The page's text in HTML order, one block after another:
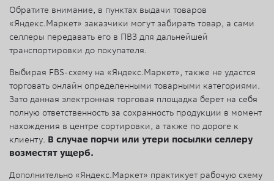
Обратите внимание, в пунктах выдачи товаров
«Яндекс.Маркет» заказчики могут забирать товар, а сами
селлеры передавать его в ПВЗ для дальнейшей
транспортировки до покупателя.
Выбирая FBS-схему на «Яндекс.Маркет», также не удастся
торговать онлайн определенными товарными категориями.
Зато данная электронная торговая площадка берет на себя
полную ответственность за сохранность продукции в момент
нахождения в центре сортировки, а также по дороге к
клиенту. В случае порчи или утери посылки селлеру
возместят ущерб.
Дополнительно «Яндекс.Маркет» практикует рабочую схему